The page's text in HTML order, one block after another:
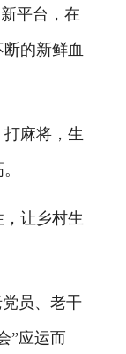
平台，在
的新鲜血
麻将，生
让乡村生
员、老干
”应运而